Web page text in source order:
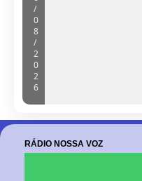
/
0
8
/
2
0
2
6
RÁDIO NOSSA VOZ